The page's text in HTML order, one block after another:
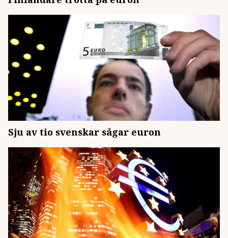
Sju av tio svenskar sågar euron